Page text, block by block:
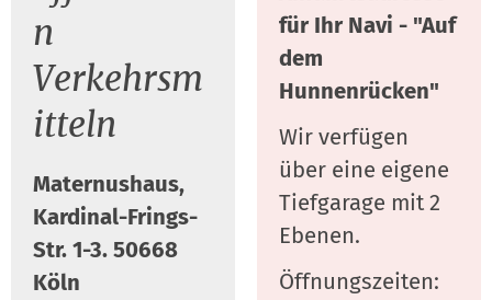
n
Verkehrsm
itteln
Maternushaus,
Kardinal-Frings-
Str. 1-3. 50668
Köln
für Ihr Navi - "Auf
dem
Hunnenrücken"
Wir verfügen
über eine eigene
Tiefgarage mit 2
Ebenen.
Öffnungszeiten: